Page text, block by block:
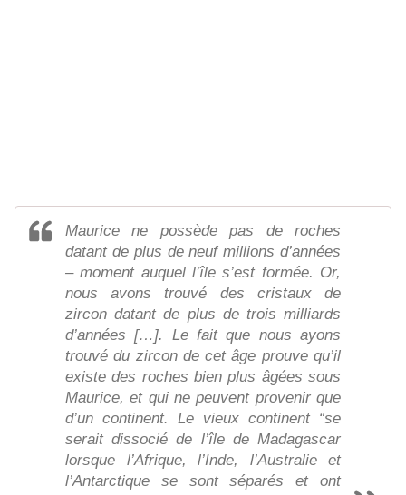
Maurice ne possède pas de roches
datant de plus de neuf millions d’années
– moment auquel l’île s’est formée. Or,
nous avons trouvé des cristaux de
zircon datant de plus de trois milliards
d’années […]. Le fait que nous ayons
trouvé du zircon de cet âge prouve qu’il
existe des roches bien plus âgées sous
Maurice, et qui ne peuvent provenir que
d’un continent. Le vieux continent “se
serait dissocié de l’île de Madagascar
lorsque l’Afrique, l’Inde, l’Australie et
l’Antarctique se sont séparés et ont